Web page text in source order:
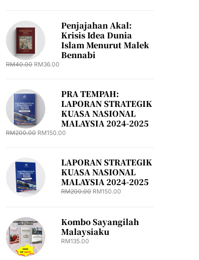
Penjajahan Akal:
Krisis Idea Dunia
Islam Menurut Malek
Bennabi
RM40.00 RM36.00
PRA TEMPAH:
LAPORAN STRATEGIK
KUASA NASIONAL
MALAYSIA 2024-2025
RM200.00 RM150.00
LAPORAN STRATEGIK
KUASA NASIONAL
MALAYSIA 2024-2025
RM200.00 RM150.00
Kombo Sayangilah
Malaysiaku
RM135.00